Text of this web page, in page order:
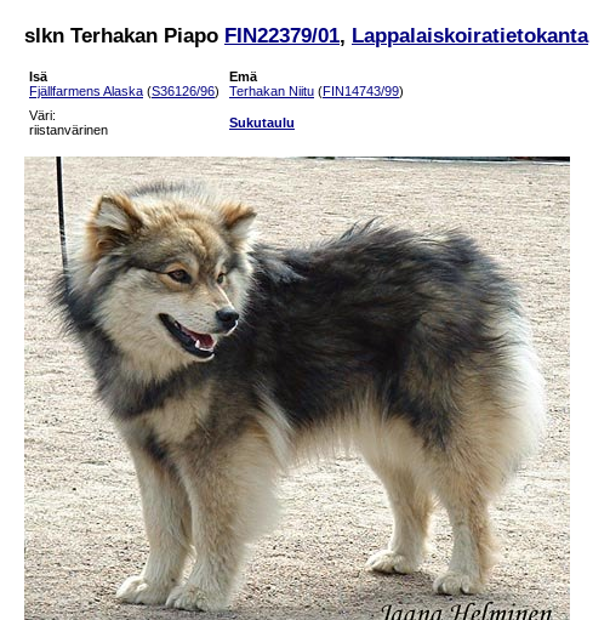
slkn Terhakan Piapo FIN22379/01, Lappalaiskoiratietokanta
Isä
Fjällfarmens Alaska (S36126/96)
Emä
Terhakan Niitu (FIN14743/99)
Väri:
riistanvärinen
Sukutaulu